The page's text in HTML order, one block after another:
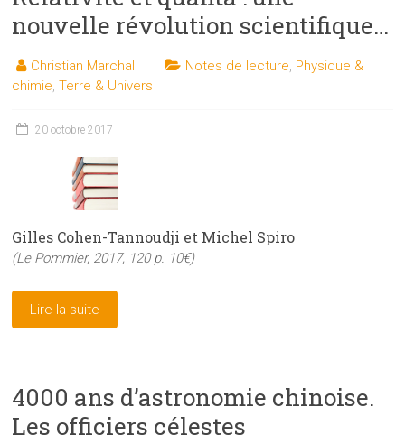
nouvelle révolution scientifique…
Christian Marchal Notes de lecture, Physique &
chimie,Terre & Univers
20 octobre 2017
Gilles Cohen-Tannoudji et Michel Spiro
(Le Pommier, 2017, 120 p. 10€)
Lire la suite
4000 ans d’astronomie chinoise.
Les officiers célestes